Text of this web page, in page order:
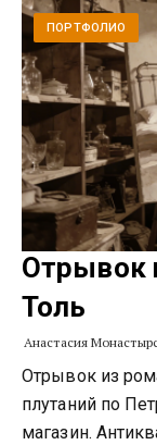
ПОРТФОЛИО
Отрывок
Толь
Анастасия
Отрывок из
плутаний по
магазин.